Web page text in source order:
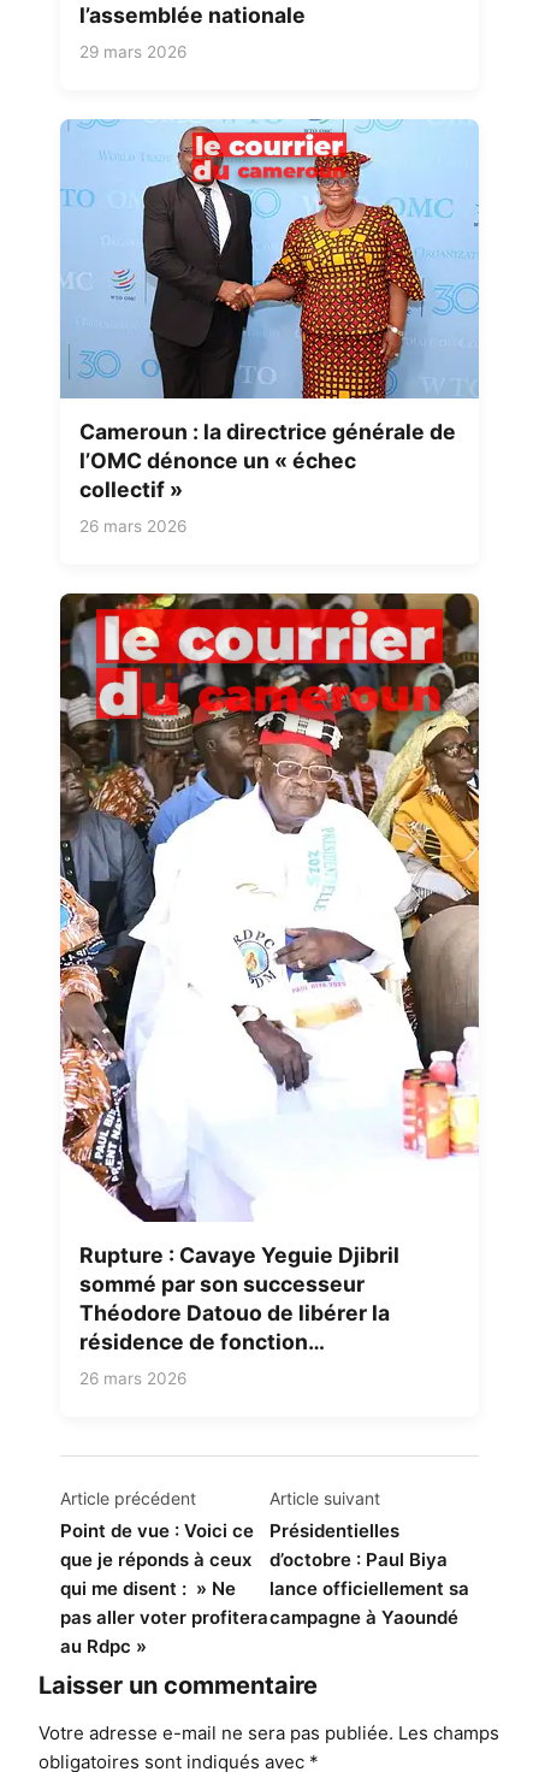
l’assemblée nationale
29 mars 2026
Cameroun : la directrice générale de
l’OMC dénonce un « échec
collectif »
26 mars 2026
Rupture : Cavaye Yeguie Djibril
sommé par son successeur
Théodore Datouo de libérer la
résidence de fonction…
26 mars 2026
Navigation
de
l’article
Article précédent
Point de vue : Voici ce
que je réponds à ceux
qui me disent : » Ne
pas aller voter profitera
au Rdpc »
Article suivant
Présidentielles
d’octobre : Paul Biya
lance officiellement sa
campagne à Yaoundé
Laisser un commentaire
Votre adresse e-mail ne sera pas publiée. Les champs
obligatoires sont indiqués avec *